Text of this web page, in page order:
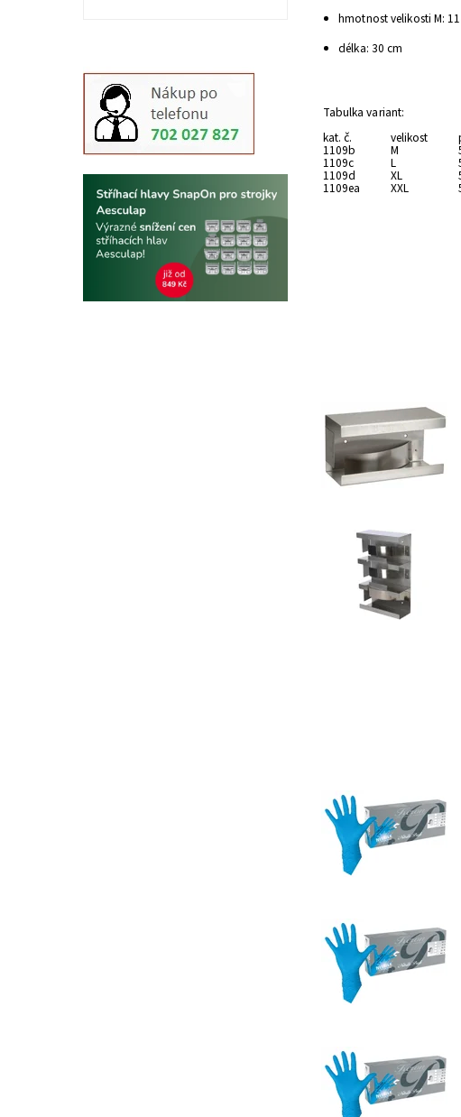
hmotnost velikosti M:
délka: 30 cm
Tabulka variant:
kat. č.
velikost
1109b M
1109c L
1109d XL
1109ea XXL